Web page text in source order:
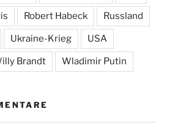
Robert Habeck Russland
Ukraine-Krieg USA
Brandt Wladimir Putin